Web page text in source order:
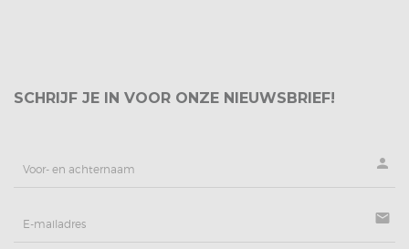
SCHRIJF JE IN VOOR ONZE NIEUWSBRIEF!
person
mail